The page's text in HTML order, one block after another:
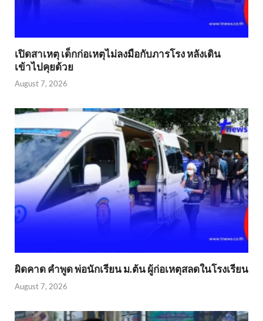
เปิดสาเหตุ เด็กก่อเหตุไม่ลงมือกับภารโรง หลังเดิน
เข้าไปคุยด้วย
August 7, 2026
ผิดคาด คำพูด พ่อนักเรียน ม.ต้น ผู้ก่อเหตุสลดในโรงเรียน
August 7, 2026